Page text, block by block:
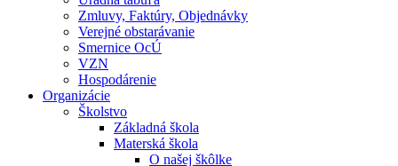
Zmluvy, Faktúry, Objednávky
Verejné obstarávanie
Smernice OcÚ
VZN
Hospodárenie
Organizácie
Školstvo
Základná škola
Materská škola
O našej škôlke